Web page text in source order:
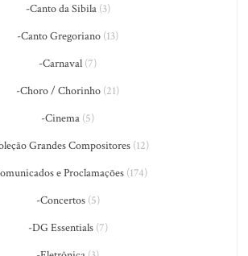
-Canto da Sibila(3)
-Canto Gregoriano (13)
-Carnaval (7)
-Choro / Chorinho (21)
-Cinema (5)
Grandes Compositores(12)
e Proclamações(174)
-Concertos(5)
-DG Essentials(7)